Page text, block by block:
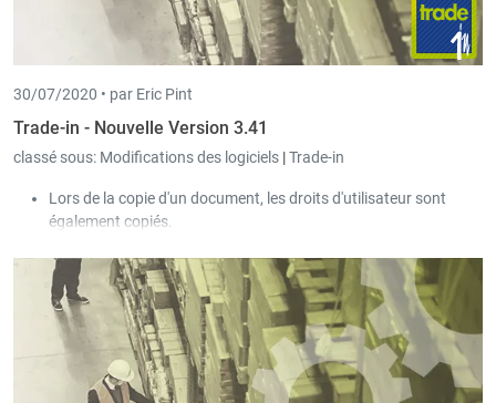
30/07/2020 • par Eric Pint
Trade-in - Nouvelle Version 3.41
classé sous: Modifications des logiciels |Trade-in
Lors de la copie d'un document, les droits d'utilisateur sont
également copiés.
plusieurs tables de travail.